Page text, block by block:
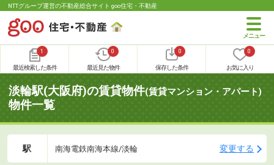
NTTグループ運営の不動産総合サイト goo住宅・不動産
1
最近検索した条件
0
最近見た物件
0
保存した条件
0
お気に入り
淡輪駅(大阪府)の賃貸物件(賃貸マンション・アパート)
物件一覧
駅 南海電鉄南海本線/淡輪 変更する